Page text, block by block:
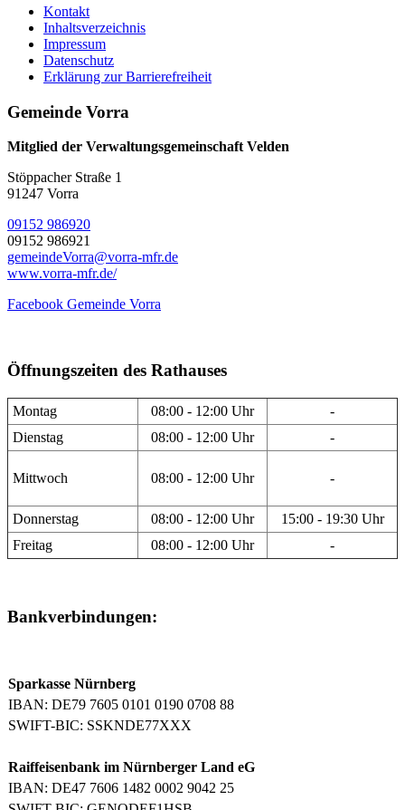
Kontakt
Inhaltsverzeichnis
Impressum
Datenschutz
Erklärung zur Barrierefreiheit
Gemeinde Vorra
Mitglied der Verwaltungsgemeinschaft Velden
Stöppacher Straße 1
91247 Vorra
09152 986920
09152 986921
gemeindeVorra@vorra-mfr.de
www.vorra-mfr.de/
Facebook Gemeinde Vorra
Öffnungszeiten des Rathauses
Montag 08:00 - 12:00 Uhr
-
Dienstag
08:00 - 12:00 Uhr -
Mittwoch 08:00 - 12:00 Uhr -
Donnerstag 08:00 - 12:00 Uhr
15:00 - 19:30 Uhr
Freitag
08:00 - 12:00 Uhr -
Bankverbindungen:
Sparkasse Nürnberg
IBAN: DE79 7605 0101 0190 0708 88
SWIFT-BIC: SSKNDE77XXX
Raiffeisenbank im Nürnberger Land eG
IBAN: DE47 7606 1482 0002 9042 25